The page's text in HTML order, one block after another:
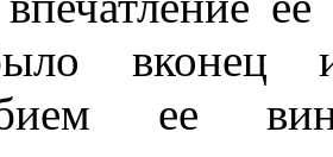
вконец
ее